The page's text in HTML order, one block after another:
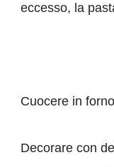
eccesso, la
Cuocere in
Decorare con